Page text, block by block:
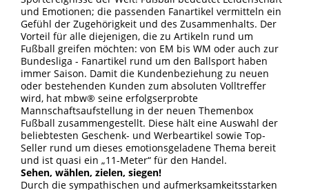
und Emotionen; die passenden Fanartikel vermitteln ein
Gefühl der Zugehörigkeit und des Zusammenhalts. Der
Vorteil für alle diejenigen, die zu Artikeln rund um
Fußball greifen möchten: von EM bis WM oder auch zur
Bundesliga - Fanartikel rund um den Ballsport haben
immer Saison. Damit die Kundenbeziehung zu neuen
oder bestehenden Kunden zum absoluten Volltreffer
wird, hat mbw® seine erfolgserprobte
Mannschaftsaufstellung in der neuen Themenbox
Fußball zusammengestellt. Diese hält eine Auswahl der
beliebtesten Geschenk- und Werbeartikel sowie Top-
Seller rund um dieses emotionsgeladene Thema bereit
und ist quasi ein „11-Meter“ für den Handel.
Sehen, wählen, zielen, siegen!
Durch die sympathischen und aufmerksamkeitsstarken